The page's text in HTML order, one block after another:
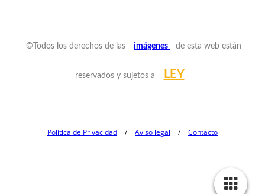
©Todos los derechos de las imágenes de esta web están
reservados y sujetos a LEY
Política de Privacidad / Aviso legal / Contacto